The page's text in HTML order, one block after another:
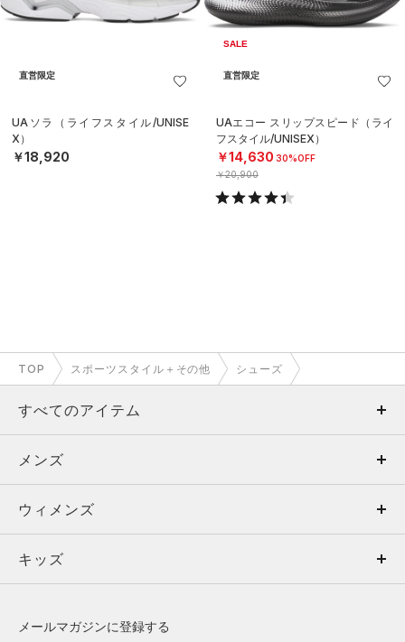
直営限定
UAソラ（ライフスタイル/UNISE
X）
￥18,920
SALE
直営限定
UAエコー スリップスピード（ライ
フスタイル/UNISEX）
￥14,630 30%OFF
￥20,900
TOP スポーツスタイル＋その他 シューズ
すべてのアイテム
メンズ
ウィメンズ
キッズ
メンズ
トップス
ボトムス
ウィメンズ
トップス
キッズ
メールマガジンに登録する